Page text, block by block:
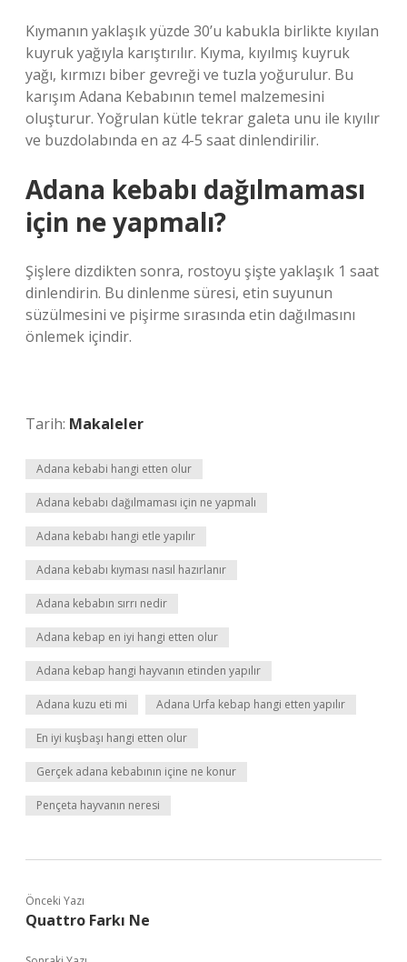
Kıymanın yaklaşık yüzde 30’u kabukla birlikte kıyılan
kuyruk yağıyla karıştırılır. Kıyma, kıyılmış kuyruk
yağı, kırmızı biber gevreği ve tuzla yoğurulur. Bu
karışım Adana Kebabının temel malzemesini
oluşturur. Yoğrulan kütle tekrar galeta unu ile kıyılır
ve buzdolabında en az 4-5 saat dinlendirilir.
Adana kebabı dağılmaması
için ne yapmalı?
Şişlere dizdikten sonra, rostoyu şişte yaklaşık 1 saat
dinlendirin. Bu dinlenme süresi, etin suyunun
süzülmesini ve pişirme sırasında etin dağılmasını
önlemek içindir.
Tarih: Makaleler
Adana kebabi hangi etten olur
Adana kebabı dağılmaması için ne yapmalı
Adana kebabı hangi etle yapılır
Adana kebabı kıyması nasıl hazırlanır
Adana kebabın sırrı nedir
Adana kebap en iyi hangi etten olur
Adana kebap hangi hayvanın etinden yapılır
Adana kuzu eti mi Adana Urfa kebap hangi etten yapılır
En iyi kuşbaşı hangi etten olur
Gerçek adana kebabının içine ne konur
Pençeta hayvanın neresi
Önceki Yazı
Quattro Farkı Ne